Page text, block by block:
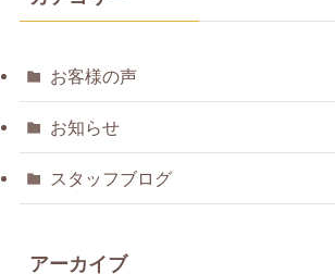
お客様の声
お知らせ
スタッフブログ
アーカイブ